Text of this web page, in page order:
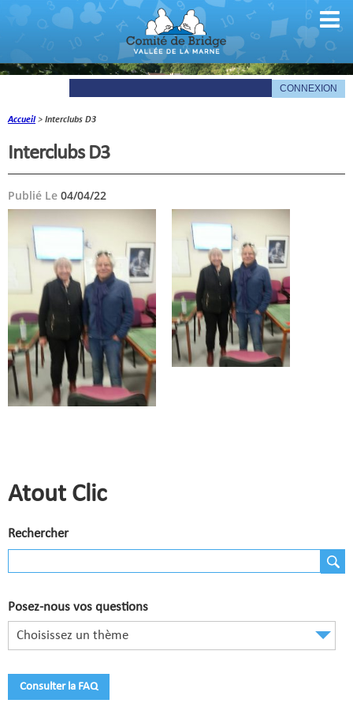
Le mot du président
Les documents du comité
La Gazette
Informations pratiques
Comité de la Vallée de la Marne
Comité de Champagne
Comité des Flandres
Documents utiles en Compétition
Clubs
Où jouer ?
La vie des clubs
Accueil> Interclubs D3
Interclubs D3
Publié Le 04/04/22
Atout Clic
Rechercher
Posez-nous vos questions
Choisissez un thème
Consulter la FAQ